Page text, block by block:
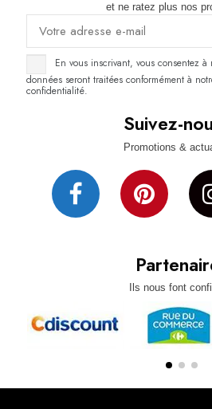
Ils nous font
Suivez-
Promotions &
et ne ratez plus nos
En vous inscrivant, vous consentez à
données seront traitées conformément à
confidentialité.